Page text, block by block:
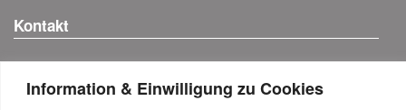
Information & Einwilligung zu Cookies
Kontakt
Anfahrt & Kontakt-Details